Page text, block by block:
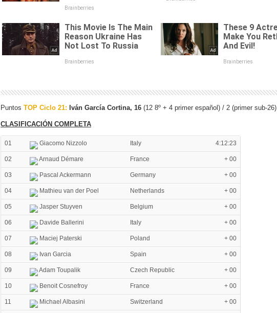
Puntos TOP Ciclo 21: Iván García Cortina, 16 (12 8º + 4 primer español) / 2 (primer sub-26)
CLASIFICACIÓN COMPLETA
01 Giacomo Nizzolo Italy 4:12:23
02 Arnaud Démare France + 00
03 Pascal Ackermann Germany + 00
04 Mathieu van der Poel Netherlands + 00
05 Jasper Stuyven Belgium + 00
06 Davide Ballerini Italy + 00
07 Maciej Paterski Poland + 00
08 Ivan Garcia Spain + 00
09 Adam Toupalik Czech Republic + 00
10 Benoit Cosnefroy France + 00
11 Michael Albasini Switzerland + 00